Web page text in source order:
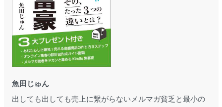
魚田じゅん
出しても出しても売上に繋がらないメルマガ貧乏と最小の